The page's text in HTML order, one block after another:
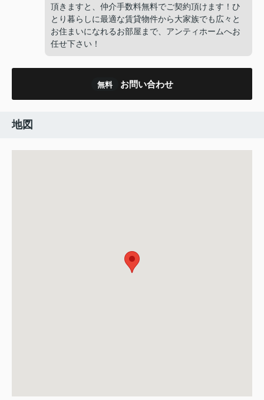
頂きますと、仲介手数料無料でご契約頂けます！ひ
とり暮らしに最適な賃貸物件から大家族でも広々と
お住まいになれるお部屋まで、アンティホームへお
任せ下さい！
無料 お問い合わせ
地図